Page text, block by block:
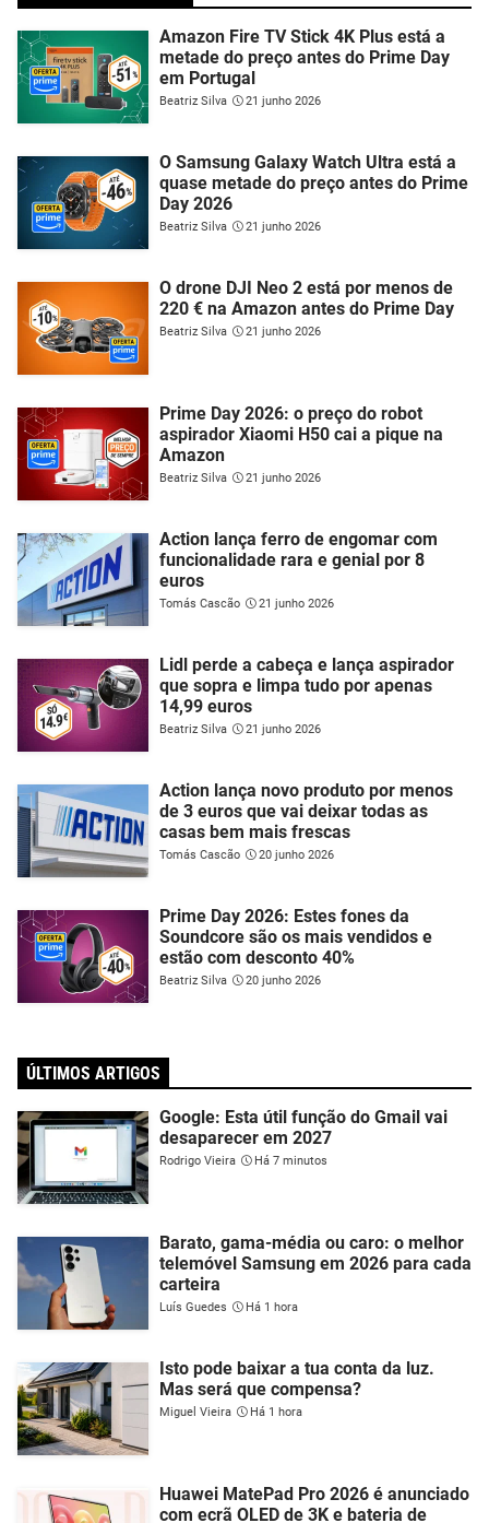
Amazon Fire TV Stick 4K Plus está a
metade do preço antes do Prime Day
em Portugal
Beatriz Silva 21 junho 2026
O Samsung Galaxy Watch Ultra está a
quase metade do preço antes do Prime
Day 2026
Beatriz Silva 21 junho 2026
O drone DJI Neo 2 está por menos de
220 € na Amazon antes do Prime Day
Beatriz Silva 21 junho 2026
Prime Day 2026: o preço do robot
aspirador Xiaomi H50 cai a pique na
Amazon
Beatriz Silva 21 junho 2026
Action lança ferro de engomar com
funcionalidade rara e genial por 8
euros
Tomás Cascão 21 junho 2026
Lidl perde a cabeça e lança aspirador
que sopra e limpa tudo por apenas
14,99 euros
Beatriz Silva 21 junho 2026
Action lança novo produto por menos
de 3 euros que vai deixar todas as
casas bem mais frescas
Tomás Cascão 20 junho 2026
Prime Day 2026: Estes fones da
Soundcore são os mais vendidos e
estão com desconto 40%
Beatriz Silva 20 junho 2026
ÚLTIMOS ARTIGOS
Google: Esta útil função do Gmail vai
desaparecer em 2027
Rodrigo Vieira Há 7 minutos
Barato, gama-média ou caro: o melhor
telemóvel Samsung em 2026 para cada
carteira
Luís Guedes Há 1 hora
Isto pode baixar a tua conta da luz.
Mas será que compensa?
Miguel Vieira Há 1 hora
Huawei MatePad Pro 2026 é anunciado
com ecrã OLED de 3K e bateria de